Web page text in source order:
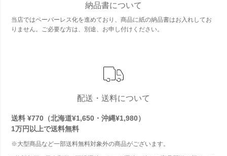
納品書について
当店ではペーパーレス化を進めており、商品に紙の納品書はお入れしてお
りません。ご必要な方は、別途、お申し付けください。
配送・送料について
送料 ¥770（北海道¥1,650・沖縄¥1,980）
1万円以上で送料無料
※大型商品など一部送料無料対象外の商品がございます。